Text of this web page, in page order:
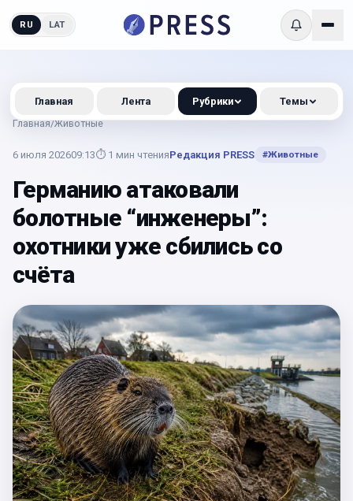
RU LAT
Главная/Животные
6 июля 202609:13⏱ 1 мин чтенияРедакция PRESS #Животные
Германию атаковали
болотные “инженеры”:
охотники уже сбились со
счёта
Главная Лента Рубрики Темы